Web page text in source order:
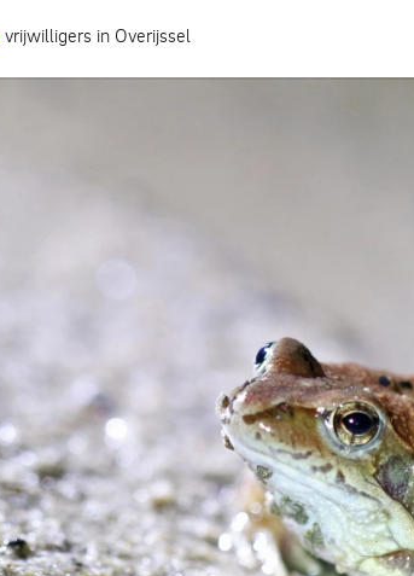
vrijwilligers in Overijssel